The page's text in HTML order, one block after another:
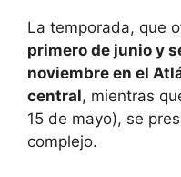
La temporada, que
primero de junio y
noviembre en el
central, mientras
15 de mayo), se
complejo.